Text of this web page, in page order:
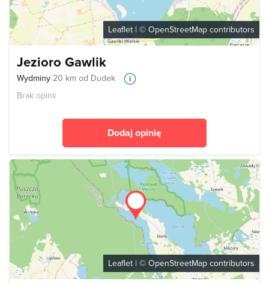
Leaflet | © OpenStreetMap contributors
Jezioro Gawlik
Wydminy 20 km od Dudek
Brak opinii
Dodaj opinię
Leaflet | © OpenStreetMap contributors